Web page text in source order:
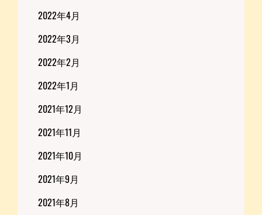
2022年4月
2022年3月
2022年2月
2022年1月
2021年12月
2021年11月
2021年10月
2021年9月
2021年8月